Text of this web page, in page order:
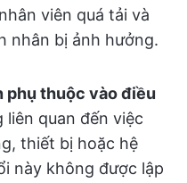
viên quá tải và
nhân bị ảnh hưởng.
phụ thuộc vào điều
quan đến việc
thiết bị hoặc hệ
này không được lập